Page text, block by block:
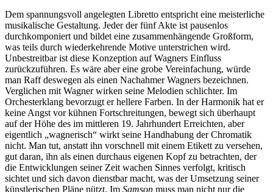
Dem spannungsvoll angelegten Libretto entspricht eine meisterliche
musikalische Gestaltung. Jeder der fünf Akte ist pausenlos
durchkomponiert und bildet eine zusammenhängende Großform,
was teils durch wiederkehrende Motive unterstrichen wird.
Unbestreitbar ist diese Konzeption auf Wagners Einfluss
zurückzuführen. Es wäre aber eine grobe Vereinfachung, würde
man Raff deswegen als einen Nachahmer Wagners bezeichnen.
Verglichen mit Wagner wirken seine Melodien schlichter. Im
Orchesterklang bevorzugt er hellere Farben. In der Harmonik hat er
keine Angst vor kühnen Fortschreitungen, bewegt sich überhaupt
auf der Höhe des im mittleren 19. Jahrhundert Erreichten, aber
eigentlich „wagnerisch“ wirkt seine Handhabung der Chromatik
nicht. Man tut, anstatt ihn vorschnell mit einem Etikett zu versehen,
gut daran, ihn als einen durchaus eigenen Kopf zu betrachten, der
die Entwicklungen seiner Zeit wachen Sinnes verfolgt, kritisch
sichtet und sich davon dienstbar macht, was der Umsetzung seiner
künstlerischen Pläne nützt. Im Samson muss man nicht nur die